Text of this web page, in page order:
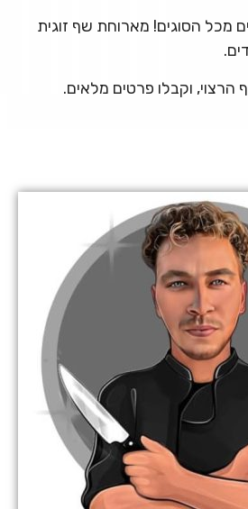
מכל הסוגים! מארוחת שף זוגית
וקבלו פרטים מלאים.